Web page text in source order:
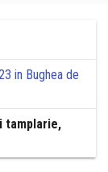
in Bughea de
tamplarie,